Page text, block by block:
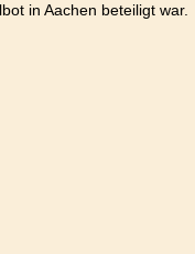
in Aachen beteiligt war.